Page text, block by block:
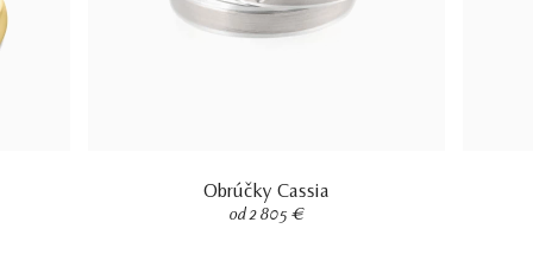
Obrúčky Cassia
od 2 805 €